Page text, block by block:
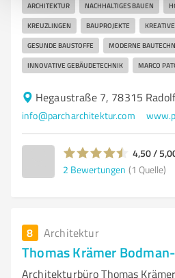
ARCHITEKTUR NACHHALTIGES BAUEN
KREUZLINGEN BAUPROJEKTE
GESUNDE BAUSTOFFE MODERNE
INNOVATIVE GEBÄUDETECHNIK MARCO
Hegaustraße 7, 78315
info@parcharchitektur.com
4,50 /
2 Bewertungen (1 Quelle)
8 Architektur
Thomas Krämer
Architekturbüro Thomas